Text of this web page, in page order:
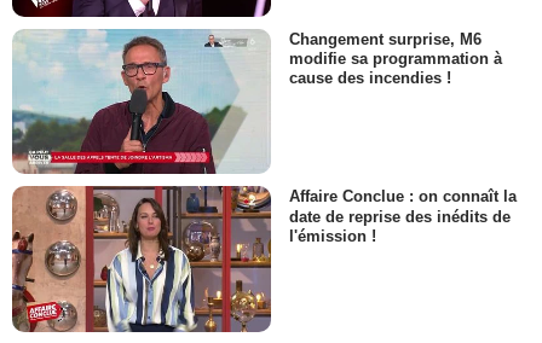
Changement surprise, M6
modifie sa programmation à
cause des incendies !
Affaire Conclue : on connaît la
date de reprise des inédits de
l'émission !